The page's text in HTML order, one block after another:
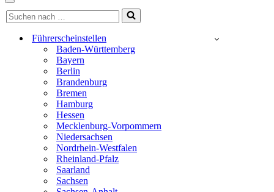
Navigationsmenü
Suchen
nach …
Führerscheinstellen
Baden-Württemberg
Bayern
Berlin
Brandenburg
Bremen
Hamburg
Hessen
Mecklenburg-Vorpommern
Niedersachsen
Nordrhein-Westfalen
Rheinland-Pfalz
Saarland
Sachsen